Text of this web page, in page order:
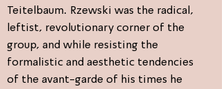
Teitelbaum. Rzewski was the radical,
leftist, revolutionary corner of the
group, and while resisting the
formalistic and aesthetic tendencies
of the avant-garde of his times he